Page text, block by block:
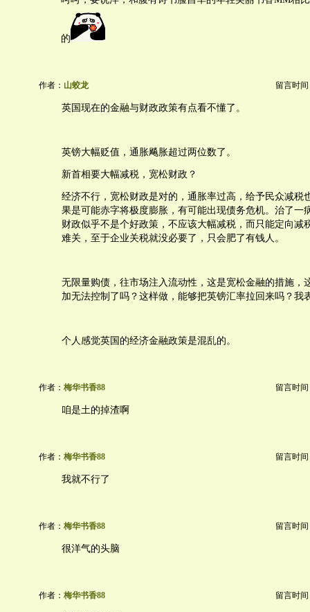
的
作者： 山蛟龙 留言时间
英国现在的金融与财政政策有点看不懂了。
英镑大幅贬值，通胀飚胀超过两位数了。
新首相要大幅减税，宽松财政？
经济不行，宽松财政是对的，通胀率过高，给予民众减税
果是可能赤字将极度膨胀，有可能出现债务危机。治了一
财政似乎不是个好政策，不应该大幅减税，而只能定向减
难关，至于企业关税就没必要了，只会肥了有钱人。
无限量购债，往市场注入流动性，这是宽松金融的措施，
加无法控制了吗？这样做，能够把英镑汇率拉回来吗？我
个人感觉英国的经济金融政策是混乱的。
作者： 梅华书香88 留言时间
咱是土的掉渣啊
作者： 梅华书香88 留言时间
我就不行了
作者： 梅华书香88 留言时间
很洋气的头脑
作者： 梅华书香88 留言时间